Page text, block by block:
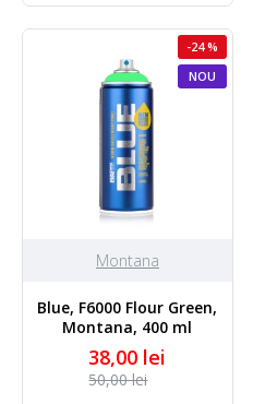
NOU
-24 %
Montana
Blue, F6000 Flour Green,
Montana, 400 ml
38,00 lei
50,00 lei